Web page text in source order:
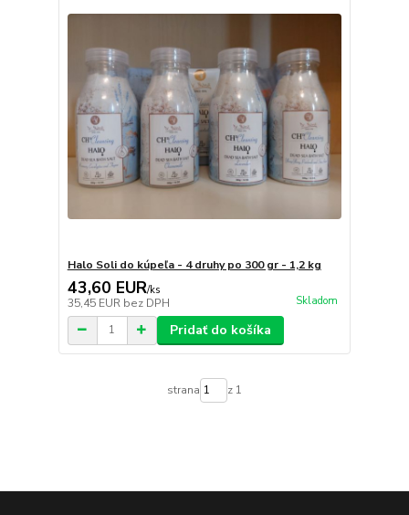
Halo Soli do kúpeľa - 4 druhy po 300 gr - 1,2 kg
43,60 EUR/ks
35,45 EUR bez DPH Skladom
Pridať do košíka
strana z 1